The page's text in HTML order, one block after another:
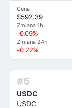
Cena
$592.39
Zmiana 1h
-0.09%
Zmiana 24h
-0.22%
#5
USDC
USDC